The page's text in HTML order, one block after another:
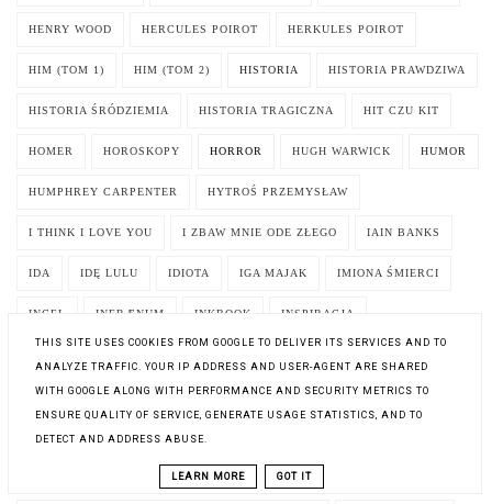
HENRY WOOD HERCULES POIROT HERKULES POIROT
HIM (TOM 1) HIM (TOM 2) HISTORIA HISTORIA PRAWDZIWA
HISTORIA ŚRÓDZIEMIA HISTORIA TRAGICZNA HIT CZU KIT
HOMER HOROSKOPY HORROR HUGH WARWICK HUMOR
HUMPHREY CARPENTER HYTROŚ PRZEMYSŁAW
I THINK I LOVE YOU I ZBAW MNIE ODE ZŁEGO IAIN BANKS
IDA IDĘ LULU IDIOTA IGA MAJAK IMIONA ŚMIERCI
INCEL INFRÆNUM INKBOOK INSPIRACJA
INTRYGA CHODZI W SZPILKACH INWARD. PODRÓŻ W GŁĄB SIEBIE
INWAZJA 2025 IRENE GUT OPDYKE
ISABEL ALLENDE ISABELLE BOTTIER
THIS SITE USES COOKIES FROM GOOGLE TO DELIVER ITS SERVICES AND TO
ANALYZE TRAFFIC. YOUR IP ADDRESS AND USER-AGENT ARE SHARED
WITH GOOGLE ALONG WITH PERFORMANCE AND SECURITY METRICS TO
ENSURE QUALITY OF SERVICE, GENERATE USAGE STATISTICS, AND TO
DETECT AND ADDRESS ABUSE.
LEARN MORE GOT IT